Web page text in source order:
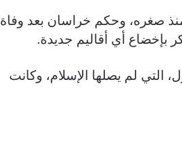
صغره، وحكم خراسان بعد وفاة
بإخضاع أي أقاليم جديدة.
التي لم يصلها الإسلام، وكانت